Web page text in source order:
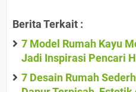
Berita Terkait :
7 Model Rumah Kayu
Jadi Inspirasi Pencari
7 Desain Rumah